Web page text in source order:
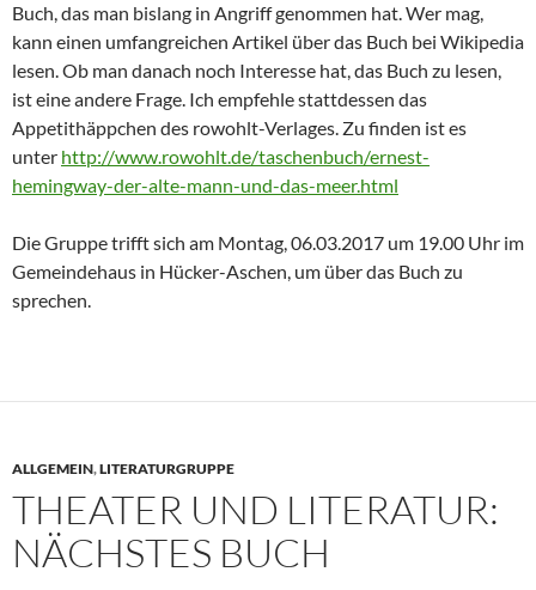
Buch, das man bislang in Angriff genommen hat. Wer mag,
kann einen umfangreichen Artikel über das Buch bei Wikipedia
lesen. Ob man danach noch Interesse hat, das Buch zu lesen,
ist eine andere Frage. Ich empfehle stattdessen das
Appetithäppchen des rowohlt-Verlages. Zu finden ist es
unter http://www.rowohlt.de/taschenbuch/ernest-
hemingway-der-alte-mann-und-das-meer.html
Die Gruppe trifft sich am Montag, 06.03.2017 um 19.00 Uhr im
Gemeindehaus in Hücker-Aschen, um über das Buch zu
sprechen.
ALLGEMEIN,LITERATURGRUPPE
THEATER UND LITERATUR:
NÄCHSTES BUCH